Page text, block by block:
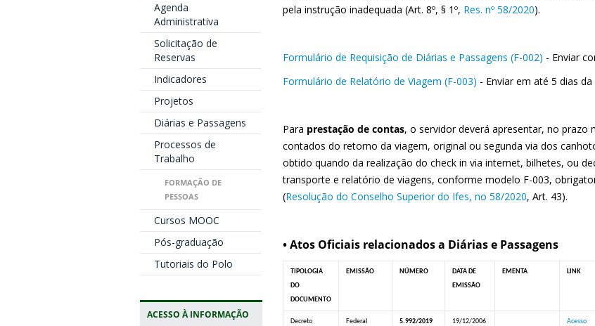
Agenda
Administrativa
Solicitação de
Reservas
Indicadores
Projetos
Diárias e Passagens
Processos de
Trabalho
FORMAÇÃO DE
PESSOAS
Cursos MOOC
Pós-graduação
Tutoriais do Polo
ACESSO À INFORMAÇÃO
pela instrução inadequada (Art. 8º, § 1º, Res. nº 58/2020).
Formulário de Requisição de Diárias e Passagens (F-002) - Enviar
Formulário de Relatório de Viagem (F-003) - Enviar em até 5 dias
Para prestação de contas, o servidor deverá apresentar, no prazo
contados do retorno da viagem, original ou segunda via dos
obtido quando da realização do check in via internet, bilhetes, ou
transporte e relatório de viagens, conforme modelo F-003,
(Resolução do Conselho Superior do Ifes, no 58/2020, Art. 43).
• Atos Oficiais relacionados a Diárias e Passagens
TIPOLOGIA
DO
DOCUMENTO
EMISSÃO NÚMERO
DATA DE
EMISSÃO
EMENTA LINK
Decreto Federal 5.992/2019 19/12/2006
Acesso